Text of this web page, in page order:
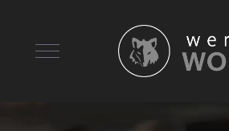
Mobile Menu Toggle